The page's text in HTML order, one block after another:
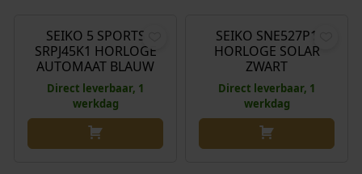
SEIKO 5 SPORTS
SRPJ45K1 HORLOGE
AUTOMAAT BLAUW
Direct leverbaar, 1
werkdag
SEIKO SNE527P1
HORLOGE SOLAR
ZWART
Direct leverbaar, 1
werkdag